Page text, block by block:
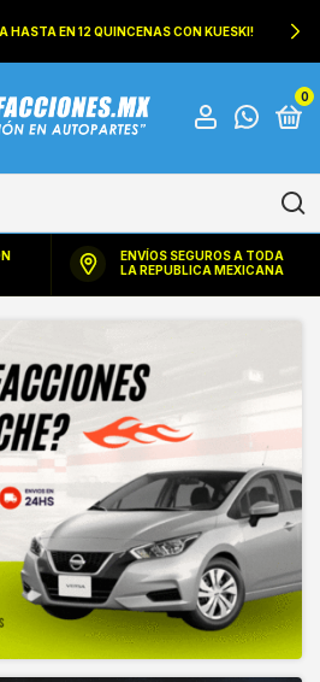
HASTA EN 12 QUINCENAS CON KUESKI!
0
ENVÍOS SEGUROS A TODA
LA REPUBLICA MEXICANA